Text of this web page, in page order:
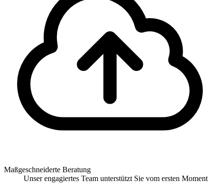
Maßgeschneiderte Beratung
Unser engagiertes Team unterstützt Sie vom ersten Moment